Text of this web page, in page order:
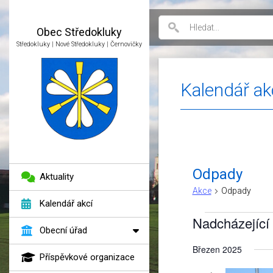
Obec Středokluky
Středokluky | Nové Středokluky | Černovičky
Kalendář
Odpady
Akce Odpady
Akce
Nadcházející
datum.
Březen 2025
Aktuality
Kalendář akcí
Obecní úřad
Příspěvkové organizace